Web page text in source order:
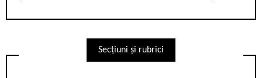
Secțiuni și rubrici